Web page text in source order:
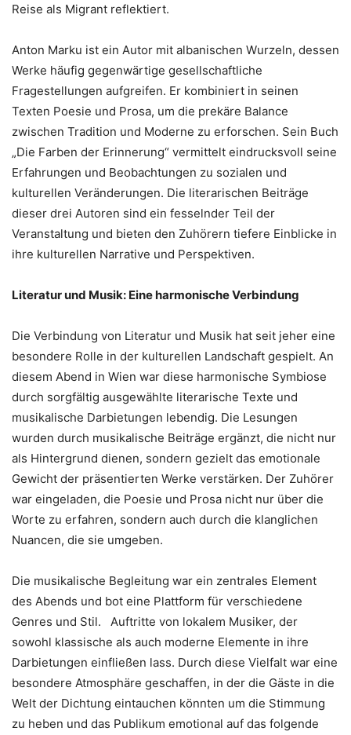
Reise als Migrant reflektiert.
Anton Marku ist ein Autor mit albanischen Wurzeln, dessen
Werke häufig gegenwärtige gesellschaftliche
Fragestellungen aufgreifen. Er kombiniert in seinen
Texten Poesie und Prosa, um die prekäre Balance
zwischen Tradition und Moderne zu erforschen. Sein Buch
„Die Farben der Erinnerung“ vermittelt eindrucksvoll seine
Erfahrungen und Beobachtungen zu sozialen und
kulturellen Veränderungen. Die literarischen Beiträge
dieser drei Autoren sind ein fesselnder Teil der
Veranstaltung und bieten den Zuhörern tiefere Einblicke in
ihre kulturellen Narrative und Perspektiven.
Literatur und Musik: Eine harmonische Verbindung
Die Verbindung von Literatur und Musik hat seit jeher eine
besondere Rolle in der kulturellen Landschaft gespielt. An
diesem Abend in Wien war diese harmonische Symbiose
durch sorgfältig ausgewählte literarische Texte und
musikalische Darbietungen lebendig. Die Lesungen
wurden durch musikalische Beiträge ergänzt, die nicht nur
als Hintergrund dienen, sondern gezielt das emotionale
Gewicht der präsentierten Werke verstärken. Der Zuhörer
war eingeladen, die Poesie und Prosa nicht nur über die
Worte zu erfahren, sondern auch durch die klanglichen
Nuancen, die sie umgeben.
Die musikalische Begleitung war ein zentrales Element
des Abends und bot eine Plattform für verschiedene
Genres und Stil. Auftritte von lokalem Musiker, der
sowohl klassische als auch moderne Elemente in ihre
Darbietungen einfließen lass. Durch diese Vielfalt war eine
besondere Atmosphäre geschaffen, in der die Gäste in die
Welt der Dichtung eintauchen könnten um die Stimmung
zu heben und das Publikum emotional auf das folgende